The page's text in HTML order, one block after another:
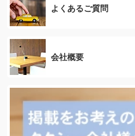
よくあるご質問
会社概要